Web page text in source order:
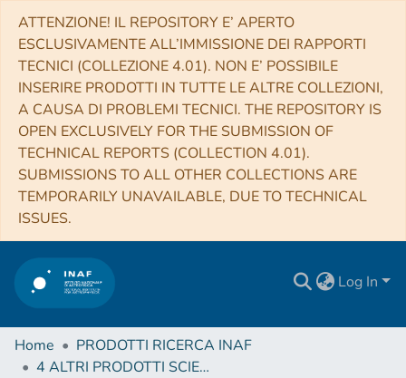
ATTENZIONE! IL REPOSITORY E’ APERTO
ESCLUSIVAMENTE ALL’IMMISSIONE DEI RAPPORTI
TECNICI (COLLEZIONE 4.01). NON E’ POSSIBILE
INSERIRE PRODOTTI IN TUTTE LE ALTRE COLLEZIONI,
A CAUSA DI PROBLEMI TECNICI. THE REPOSITORY IS
OPEN EXCLUSIVELY FOR THE SUBMISSION OF
TECHNICAL REPORTS (COLLECTION 4.01).
SUBMISSIONS TO ALL OTHER COLLECTIONS ARE
TEMPORARILY UNAVAILABLE, DUE TO TECHNICAL
ISSUES.
Log In
Home
PRODOTTI RICERCA INAF
4 ALTRI PRODOTTI SCIENTIFICI (Other scientific products)